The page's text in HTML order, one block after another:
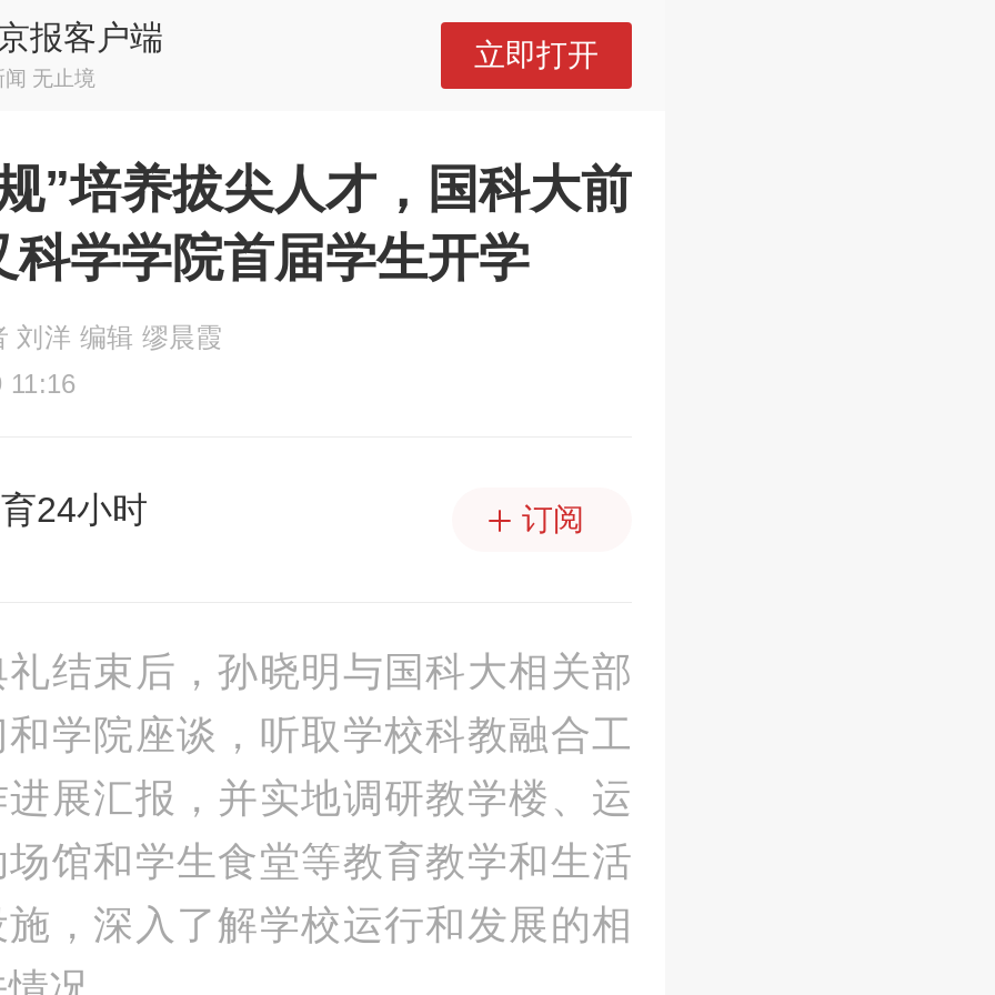
报客户端
闻 无止境
立即打开
”培养拔尖人才，国科大前
科学学院首届学生开学
刘洋 编辑 缪晨霞
11:16
24小时 订阅
礼结束后，孙晓明与国科大相关部
和学院座谈，听取学校科教融合工
进展汇报，并实地调研教学楼、运
场馆和学生食堂等教育教学和生活
施，深入了解学校运行和发展的相